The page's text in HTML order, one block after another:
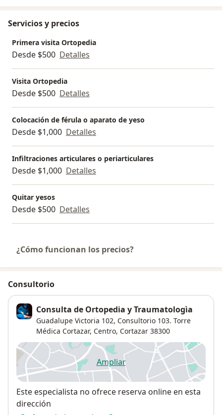
Servicios y precios
Primera visita Ortopedia
Desde $500 Detalles
Visita Ortopedia
Desde $500 Detalles
Colocación de férula o aparato de yeso
Desde $1,000 Detalles
Infiltraciones articulares o periarticulares
Desde $1,000 Detalles
Quitar yesos
Desde $500 Detalles
¿Cómo funcionan los precios?
Consultorio
Consulta de Ortopedia y Traumatologìa
Guadalupe Victoria 102, Consultorio 103. Torre
Médica Cortazar, Centro, Cortazar 38300
Ampliarse abre en una nueva
Disponibilidad
Este especialista no ofrece reserva online en esta
dirección